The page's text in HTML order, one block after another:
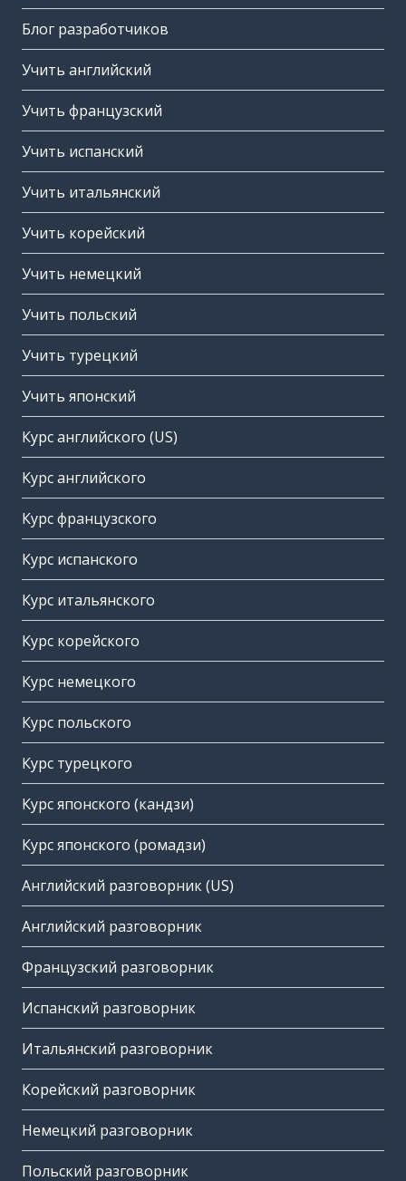
Блог разработчиков
Учить английский
Учить французский
Учить испанский
Учить итальянский
Учить корейский
Учить немецкий
Учить польский
Учить турецкий
Учить японский
Курс английского (US)
Курс английского
Курс французского
Курс испанского
Курс итальянского
Курс корейского
Курс немецкого
Курс польского
Курс турецкого
Курс японского (кандзи)
Курс японского (ромадзи)
Английский разговорник (US)
Английский разговорник
Французский разговорник
Испанский разговорник
Итальянский разговорник
Корейский разговорник
Немецкий разговорник
Польский разговорник